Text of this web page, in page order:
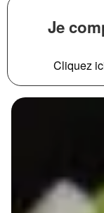
Je
Cliquez